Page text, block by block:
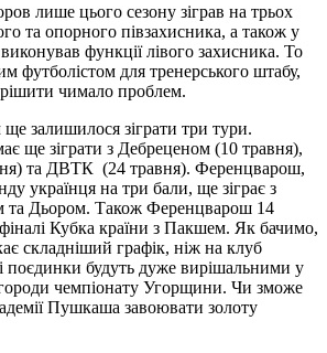
лише цього сезону зіграв на трьох
та опорного півзахисника, а також у
функції лівого захисника. То
футболістом для тренерського штабу,
чимало проблем.
залишилося зіграти три тури.
ще зіграти з Дебреценом (10 травня),
та ДВТК (24 травня). Ференцварош,
українця на три бали, ще зіграє з
та Дьором. Також Ференцварош 14
Кубка країни з Пакшем. Як бачимо,
складніший графік, ніж на клуб
будуть дуже вирішальними у
чемпіонату Угорщини. Чи зможе
Пушкаша завоювати золоту